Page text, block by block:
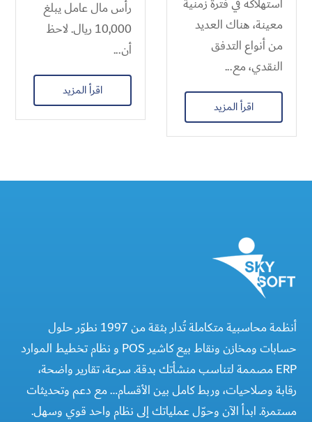
معينة، هناك العديد
من أنواع التدفق
النقدي، مع...
اقرأ المزيد
رأس مال عامل يبلغ
10,000 ريال. لاحظ
أن...
اقرأ المزيد
أنظمة محاسبية متكاملة تُدار بثقة من 1997 نطوّر حلول
حسابات ومخازن ونقاط بيع كاشير POS و نظام تخطيط الموارد
ERP مصممة لتناسب منشأتك بدقة. سرعة، تقارير واضحة،
رقابة وصلاحيات، وربط كامل بين الأقسام… مع دعم وتحديثات
مستمرة. ابدأ الآن وحوّل عملياتك إلى نظام واحد قوي وسهل.